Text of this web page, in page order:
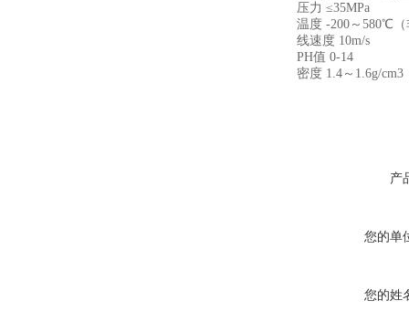
压力 ≤35MPa
温度 -200～580℃
线速度 10m/s
PH值 0-14
密度 1.4～1.6g/cm3
产
您的单
您的姓